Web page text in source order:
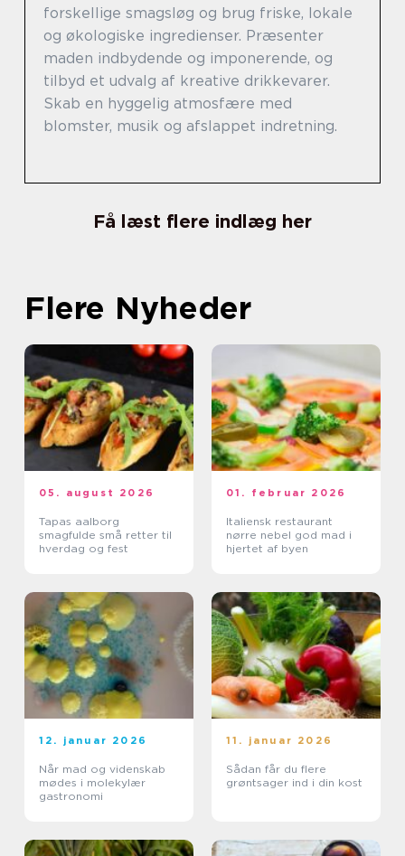
forskellige smagsløg og brug friske, lokale
og økologiske ingredienser. Præsenter
maden indbydende og imponerende, og
tilbyd et udvalg af kreative drikkevarer.
Skab en hyggelig atmosfære med
blomster, musik og afslappet indretning.
Få læst flere indlæg her
Flere Nyheder
05. august 2026
Tapas aalborg
smagfulde små retter til
hverdag og fest
01. februar 2026
Italiensk restaurant
nørre nebel god mad i
hjertet af byen
12. januar 2026
Når mad og videnskab
mødes i molekylær
gastronomi
11. januar 2026
Sådan får du flere
grøntsager ind i din kost